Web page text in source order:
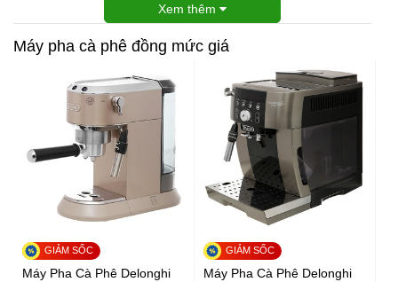
Xem thêm
Máy pha cà phê đồng mức giá
Máy Pha Cà Phê Delonghi
Máy Pha Cà Phê Delonghi